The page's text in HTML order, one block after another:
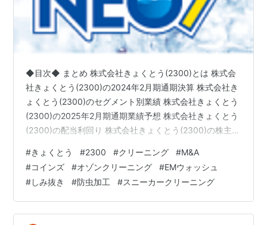
◆目次◆ まとめ 株式会社きょくとう(2300)とは 株式会
社きょくとう(2300)の2024年2月期通期決算 株式会社き
ょくとう(2300)のセグメント別業績 株式会社きょくとう
(2300)の2025年2月期通期業績予想 株式会社きょくとう
(2300)の配当利回り 株式会社きょくとう(2300)の株主優
す。 shousanshouuoは、 中小型バリュー株偏重長期投資
スタンスの兼業投資家です。 皆さんはクリーニング店を
利用される機会は多いでしょうか？ また、クリーニング
店を選ぶ基準はあるでしょうか？ shousanshouuoは、ク
リーニ…
#きょくとう #2300 #クリーニング #M&A
#コインズ #オゾンクリーニング #EMウォッシュ
#しみ抜き #防虫加工 #スニーカークリーニング